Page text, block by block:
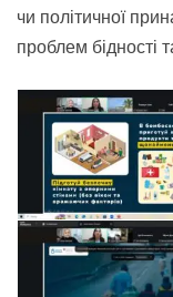
чи політичної
проблем бідності